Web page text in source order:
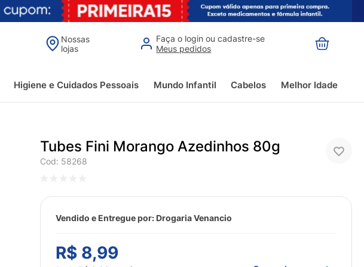
Nossas
lojas
Faça o login ou cadastre-se
Meus pedidos
Higiene e Cuidados Pessoais Mundo Infantil Cabelos Melhor Idade
Tubes Fini Morango Azedinhos 80g
Cod: 58268
Vendido e Entregue por: Drogaria Venancio
R$ 8,99